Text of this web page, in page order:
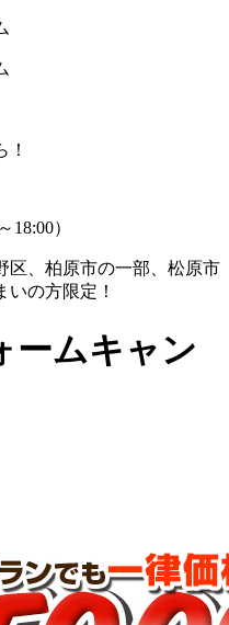
18:00）
区、柏原市の一部、松原市
の方限定！